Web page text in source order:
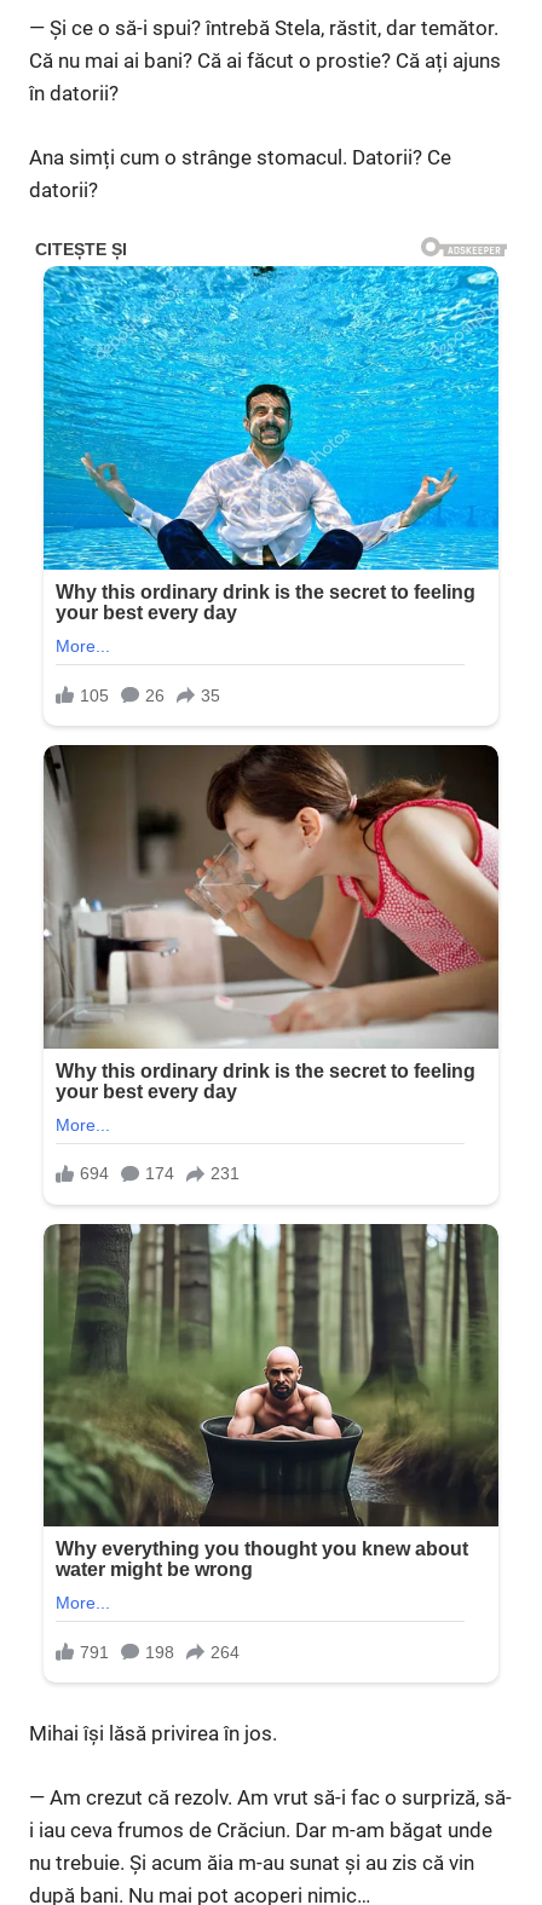
— Și ce o să-i spui? întrebă Stela, răstit, dar temător.
Că nu mai ai bani? Că ai făcut o prostie? Că ați ajuns
în datorii?
Ana simți cum o strânge stomacul. Datorii? Ce
datorii?
Mihai își lăsă privirea în jos.
— Am crezut că rezolv. Am vrut să-i fac o surpriză, să-
i iau ceva frumos de Crăciun. Dar m-am băgat unde
nu trebuie. Și acum ăia m-au sunat și au zis că vin
după bani. Nu mai pot acoperi nimic…